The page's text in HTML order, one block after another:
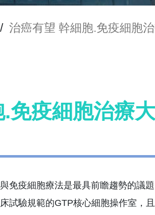
/ 治癌有望 幹細胞.免疫細胞
免疫細胞治療
免疫細胞療法是最具前瞻趨勢的議
試驗規範的GTP核心細胞操作室，